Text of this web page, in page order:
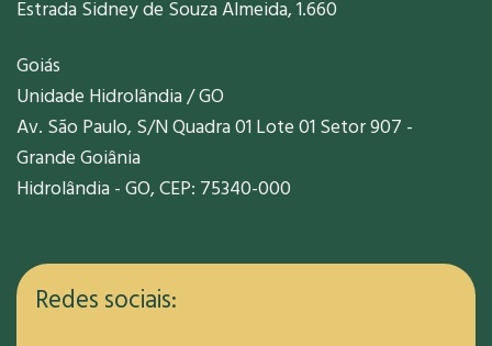
Estrada Sidney de Souza Almeida, 1.660
Goiás
Unidade Hidrolândia / GO
Av. São Paulo, S/N Quadra 01 Lote 01 Setor 907 -
Grande Goiânia
Hidrolândia - GO, CEP: 75340-000
Redes sociais: